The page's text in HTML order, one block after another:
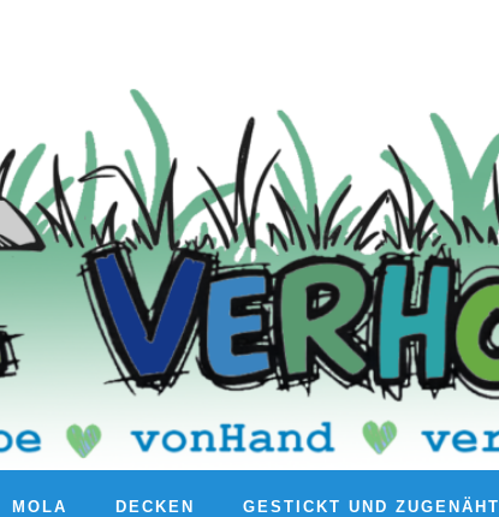
MOLA DECKEN GESTICKT UND ZUGENÄHT